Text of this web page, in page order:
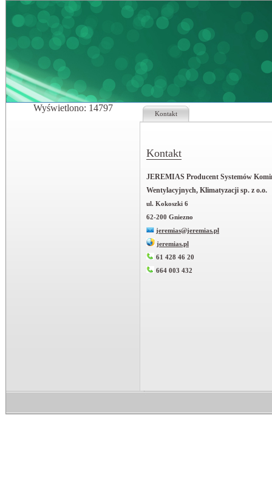
Wyświetlono: 14797
Kontakt
Kontakt
JEREMIAS Producent Systemów
Wentylacyjnych, Klimatyzacji sp. z o.o.
ul. Kokoszki 6
62-200 Gniezno
jeremias@jeremias.pl
jeremias.pl
61 428 46 20
664 003 432